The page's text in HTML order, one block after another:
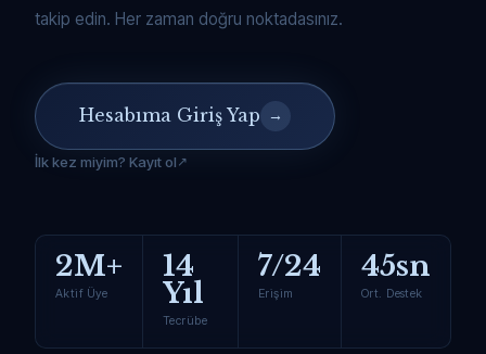
takip edin. Her zaman doğru noktadasınız.
Hesabıma Giriş Yap →
İlk kez miyim? Kayıt ol
2M+
Aktif Üye
14
Yıl
Tecrübe
7/24
Erişim
45sn
Ort. Destek